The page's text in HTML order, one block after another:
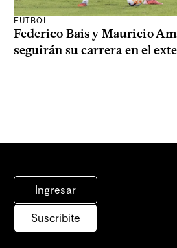
FÚTBOL
Federico Bais y Mauricio
seguirán su carrera en el
Ingresar
Suscribite